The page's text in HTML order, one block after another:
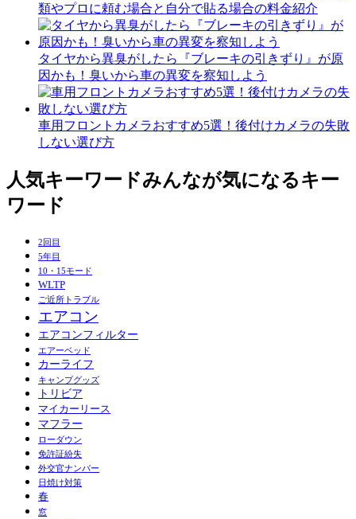
類やプロに頼む場合と自分で貼る場合の料金紹介
タイヤから異臭がしたら『ブレーキの引きずり』が原
因かも！臭いから車の異変を察知しよう
車用フロントカメラおすすめ5選！後付けカメラの失敗
しない選び方
人気キーワードみんなが気になるキー
ワード
2回目
5年目
10・15モード
WLTP
ご近所トラブル
エアコン
エアコンフィルター
エアーベッド
カーライフ
キャンプグッズ
トリビア
マイカーリース
マフラー
ローダウン
免許証紛失
外交官ナンバー
日焼け対策
春
窓